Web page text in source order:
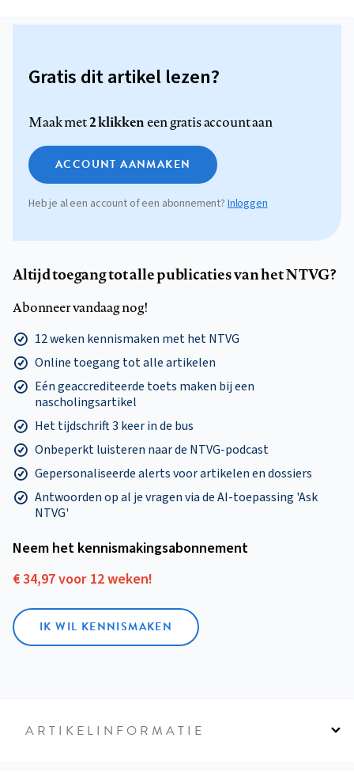
Gratis dit artikel lezen?
Maak met2 klikkeneen gratis account aan
ACCOUNT AANMAKEN
Heb je al een account of een abonnement? Inloggen
Altijd toegang tot alle publicaties van het NTVG?
Abonneer vandaag nog!
12 weken kennismaken met het NTVG
Online toegang tot alle artikelen
Eén geaccrediteerde toets maken bij een
nascholingsartikel
Het tijdschrift 3 keer in de bus
Onbeperkt luisteren naar de NTVG-podcast
Gepersonaliseerde alerts voor artikelen en dossiers
Antwoorden op al je vragen via de AI-toepassing 'Ask
NTVG'
Neem het kennismakings­abonnement
€ 34,97 voor 12 weken!
IK WIL KENNISMAKEN
ARTIKELINFORMATIE